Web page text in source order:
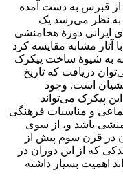
از قبرس به دست آمده
به نظر می‌رسد یک
ایرانی دورۀ هخامنشی
آثار مشابه مقایسه کرد
به شیوۀ ساخت پیکرک
دریافت که تاریخ
است. وجود
پیکرک می‌تواند
و مناسبات فرهنگی
باشد و، از سوی
در قرن سوم پیش از
که از این دوران در
اهمیت بسیار داشته